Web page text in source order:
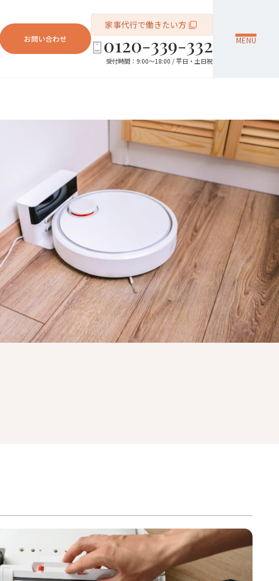
お問い合わせ
家事代行で働きたい方
0120-339-332
受付時間：9:00～18:00 / 平日・土日祝
MENU